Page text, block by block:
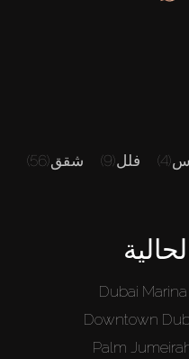
شقق(56) فلل(9) (4)